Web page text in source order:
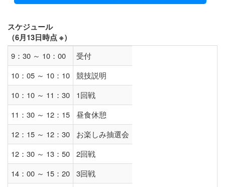
スケジュール
（6月13日時点 ※）
9：30 ～ 10：00
受付
10：05 ～ 10：10
競技説明
10：10 ～ 11：30
1回戦
11：30 ～ 12：15
昼食休憩
12：15 ～ 12：30
お楽しみ抽選会
12：30 ～ 13：50
2回戦
14：00 ～ 15：20
3回戦